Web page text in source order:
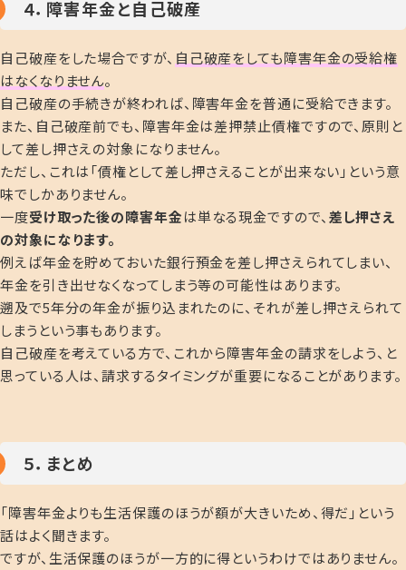
４．障害年金と自己破産
自己破産をした場合ですが、 自己破産をしても障害年金の受給権
はなくなりません。
自己破産の手続きが終われば、障害年金を普通に受給できます。
また、自己破産前でも、障害年金は差押禁止債権ですので、原則と
して差し押さえの対象になりません。
ただし、これは「債権として差し押さえることが出来ない」という意
味でしかありません。
一度受け取った後の障害年金は単なる現金ですので、差し押さえ
の対象になります。
例えば年金を貯めておいた銀行預金を差し押さえられてしまい、
年金を引き出せなくなってしまう等の可能性はあります。
遡及で5年分の年金が振り込まれたのに、それが差し押さえられて
しまうという事もあります。
自己破産を考えている方で、これから障害年金の請求をしよう、と
思っている人は、請求するタイミングが重要になることがあります。
５．まとめ
「障害年金よりも生活保護のほうが額が大きいため、得だ」という
話はよく聞きます。
ですが、生活保護のほうが一方的に得というわけではありません。